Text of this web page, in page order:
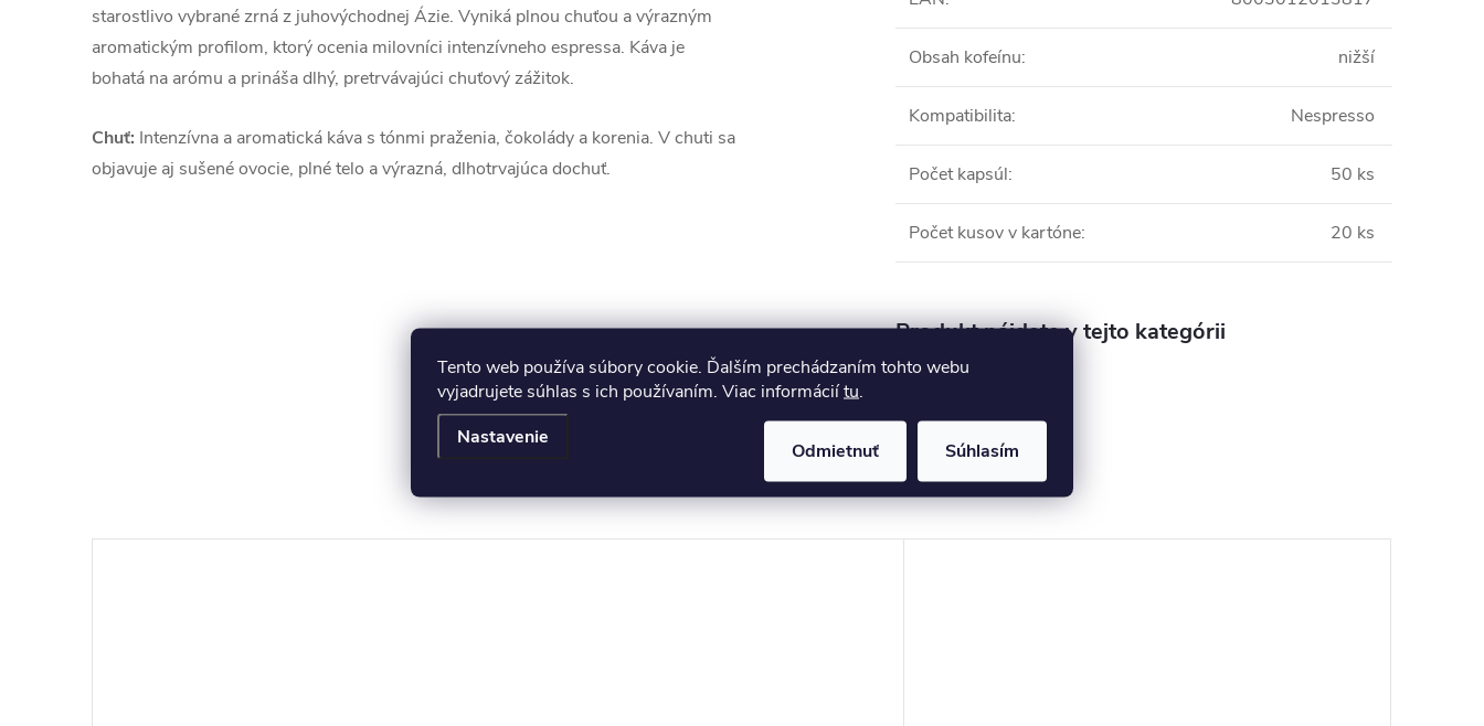
Tento web používa súbory cookie. Ďalším prechádzaním tohto webu
vyjadrujete súhlas s ich používaním. Viac informáciítu.
Nastavenie
Odmietnuť Súhlasím
starostlivo vybrané zrná z juhovýchodnej Ázie. Vyniká plnou chuťou a výrazným
aromatickým profilom, ktorý ocenia milovníci intenzívneho espressa. Káva je
bohatá na arómu a prináša dlhý, pretrvávajúci chuťový zážitok.
Chuť: Intenzívna a aromatická káva s tónmi praženia, čokolády a korenia. V chuti sa
objavuje aj sušené ovocie, plné telo a výrazná, dlhotrvajúca dochuť.
Obsah kofeínu: nižší
Kompatibilita: Nespresso
Počet kapsúl: 50 ks
Počet kusov v kartóne: 20 ks
Produkt nájdete v tejto kategórii
Súvisiaci tovar